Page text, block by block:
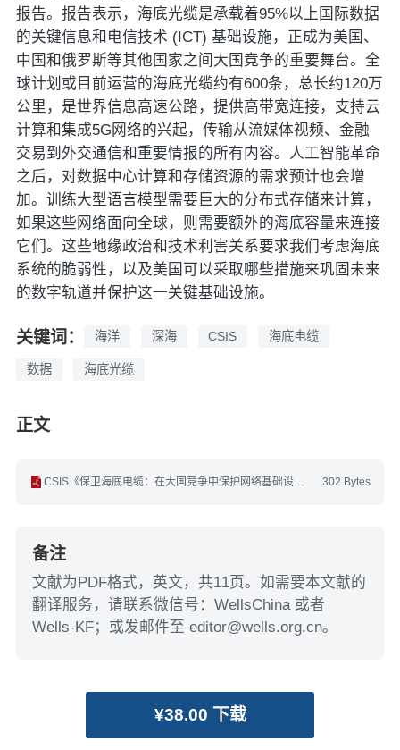
报告。报告表示，海底光缆是承载着95%以上国际数据
的关键信息和电信技术 (ICT) 基础设施，正成为美国、
中国和俄罗斯等其他国家之间大国竞争的重要舞台。全
球计划或目前运营的海底光缆约有600条，总长约120万
公里，是世界信息高速公路，提供高带宽连接，支持云
计算和集成5G网络的兴起，传输从流媒体视频、金融
交易到外交通信和重要情报的所有内容。人工智能革命
之后，对数据中心计算和存储资源的需求预计也会增
加。训练大型语言模型需要巨大的分布式存储来计算，
如果这些网络面向全球，则需要额外的海底容量来连接
它们。这些地缘政治和技术利害关系要求我们考虑海底
系统的脆弱性，以及美国可以采取哪些措施来巩固未来
的数字轨道并保护这一关键基础设施。
关键词： 海洋 深海 CSIS 海底电缆
数据 海底光缆
正文
302 Bytes
CSIS《保卫海底电缆：在大国竞争中保护网络基础设施》(英文).pdf
备注
文献为PDF格式，英文，共11页。如需要本文献的
翻译服务，请联系微信号：WellsChina 或者
Wells-KF；或发邮件至 editor@wells.org.cn。
¥38.00 下载